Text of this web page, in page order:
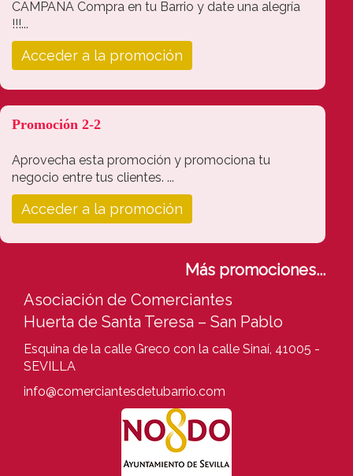
CAMPAÑA Compra en tu Barrio y date una alegría
!!!...
Acceder a la promoción
Promoción 2-2
Aprovecha esta promoción y promociona tu
negocio entre tus clientes. ...
Acceder a la promoción
Más promociones...
Asociación de Comerciantes
Huerta de Santa Teresa – San Pablo
Esquina de la calle Greco con la calle Sinaí, 41005 -
SEVILLA
info@comerciantesdetubarrio.com